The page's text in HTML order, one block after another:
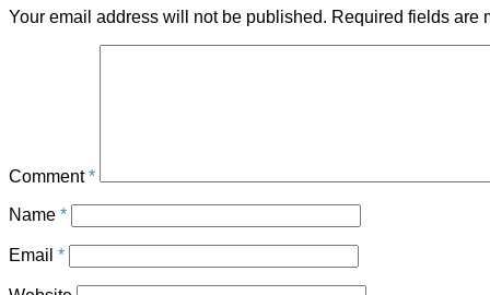
Your email address will not be published. Required fields are
Comment*
Name *
Email *